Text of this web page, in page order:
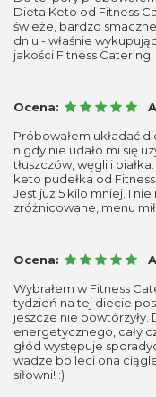
Dieta Keto od Fitness
świeże, bardzo
dniu - właśnie
jakości Fitness Catering!
Ocena:
Próbowałem układać
nigdy nie udało mi się
tłuszczów, węgli i
keto pudełka od
Jest już 5 kilo mniej. I
zróżnicowane, menu
Ocena:
Wybrałem w Fitness
tydzień na tej diecie
jeszcze nie
energetycznego, cały
głód występuje
wadze bo leci ona
siłowni! :)